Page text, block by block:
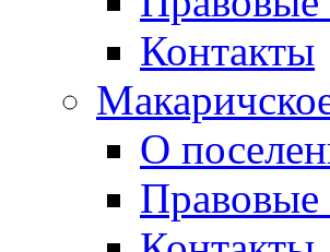
Контакты
О
Правовые